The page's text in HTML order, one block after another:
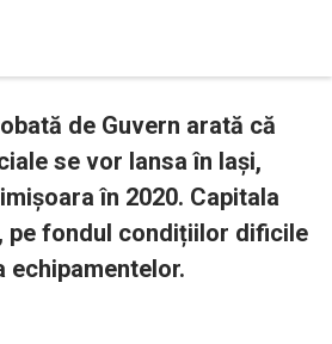
de Guvern arată că
se vor lansa în Iași,
în 2020. Capitala
pe fondul condițiilor dificile
echipamentelor.